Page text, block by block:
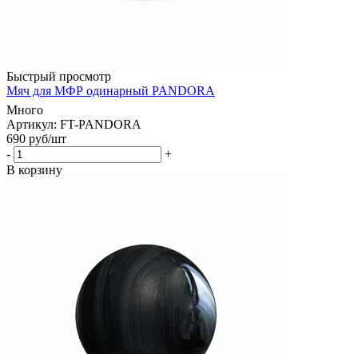
Быстрый просмотр
Мяч для МФР одинарный PANDORA
Много
Артикул: FT-PANDORA
690 руб/шт
-
+
В корзину